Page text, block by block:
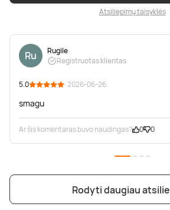
Atsiliepimų taisyklės
Ru
Rugile
Registruotas klientas
5.0 · 2026-06-26
smagu
Ar šis komentaras buvo naudingas? 0 0
Rodyti daugiau